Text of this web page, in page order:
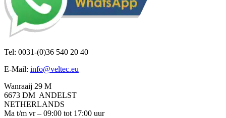
Tel: 0031-(0)36 540 20 40
E-Mail: info@veltec.eu
Wanraaij 29 M
6673 DM ANDELST
NETHERLANDS
Ma t/m vr – 09:00 tot 17:00 uur